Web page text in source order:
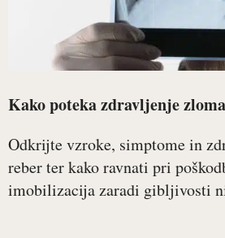
Kako poteka zdravljenje
Odkrijte vzroke, simptome in
reber ter kako ravnati pri
imobilizacija zaradi gibljivosti